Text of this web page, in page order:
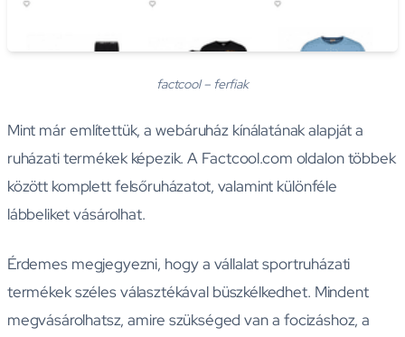
factcool – ferfiak
Mint már említettük, a webáruház kínálatának alapját a
ruházati termékek képezik. A Factcool.com oldalon többek
között komplett felsőruházatot, valamint különféle
lábbeliket vásárolhat.
Érdemes megjegyezni, hogy a vállalat sportruházati
termékek széles választékával büszkélkedhet. Mindent
megvásárolhatsz, amire szükséged van a focizáshoz, a